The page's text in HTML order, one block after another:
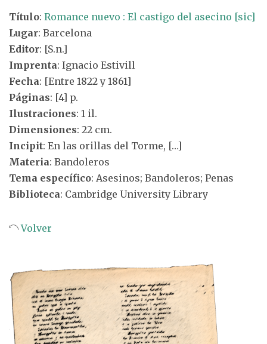
Título: Romance nuevo : El castigo del asecino [sic]
Lugar: Barcelona
Editor: [S.n.]
Imprenta: Ignacio Estivill
Fecha: [Entre 1822 y 1861]
Páginas: [4] p.
Ilustraciones: 1 il.
Dimensiones: 22 cm.
Incipit: En las orillas del Torme, […]
Materia: Bandoleros
Tema específico: Asesinos; Bandoleros; Penas
Biblioteca: Cambridge University Library
Volver